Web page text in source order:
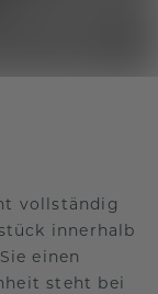
vollständig
innerhalb
einen
steht bei